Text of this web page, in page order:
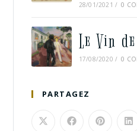
28/01/2021 / 0
Le Vin
17/08/2020 / 0
PARTAGEZ